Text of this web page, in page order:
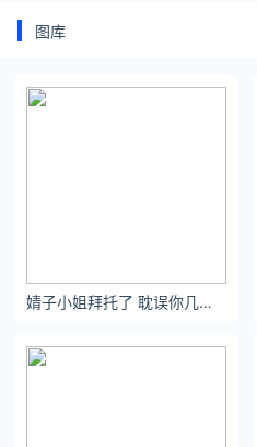
懂事，是所有人对小静的评价。
图库
婧子小姐拜托了 耽误你几秒 - 小红书